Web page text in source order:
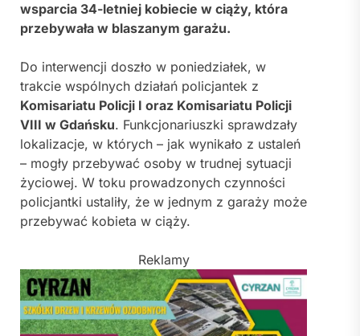
wsparcia 34-letniej kobiecie w ciąży, która
przebywała w blaszanym garażu.
Do interwencji doszło w poniedziałek, w
trakcie wspólnych działań policjantek z
Komisariatu Policji I oraz Komisariatu Policji
VIII w Gdańsku. Funkcjonariuszki sprawdzały
lokalizacje, w których – jak wynikało z ustaleń
– mogły przebywać osoby w trudnej sytuacji
życiowej. W toku prowadzonych czynności
policjantki ustaliły, że w jednym z garaży może
przebywać kobieta w ciąży.
Reklamy